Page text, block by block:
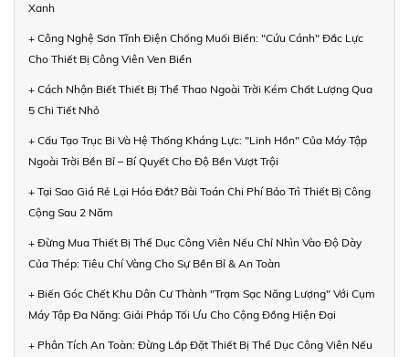
Xanh
+ Công Nghệ Sơn Tĩnh Điện Chống Muối Biển: "Cứu Cánh" Đắc Lực
Cho Thiết Bị Công Viên Ven Biển
+ Cách Nhận Biết Thiết Bị Thể Thao Ngoài Trời Kém Chất Lượng Qua
5 Chi Tiết Nhỏ
+ Cấu Tạo Trục Bi Và Hệ Thống Kháng Lực: "Linh Hồn" Của Máy Tập
Ngoài Trời Bền Bỉ – Bí Quyết Cho Độ Bền Vượt Trội
+ Tại Sao Giá Rẻ Lại Hóa Đắt? Bài Toán Chi Phí Bảo Trì Thiết Bị Công
Cộng Sau 2 Năm
+ Đừng Mua Thiết Bị Thể Dục Công Viên Nếu Chỉ Nhìn Vào Độ Dày
Của Thép: Tiêu Chí Vàng Cho Sự Bền Bỉ & An Toàn
+ Biến Góc Chết Khu Dân Cư Thành "Trạm Sạc Năng Lượng" Với Cụm
Máy Tập Đa Năng: Giải Pháp Tối Ưu Cho Cộng Đồng Hiện Đại
+ Phân Tích An Toàn: Đừng Lắp Đặt Thiết Bị Thể Dục Công Viên Nếu